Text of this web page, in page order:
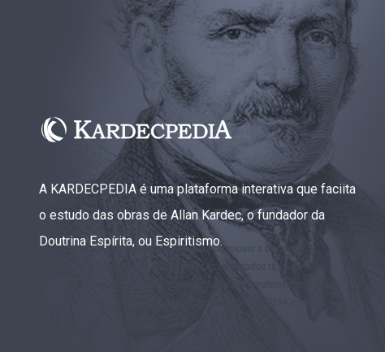
A KARDECPEDIA é uma plataforma interativa que faciita
o estudo das obras de Allan Kardec, o fundador da
Doutrina Espírita, ou Espiritismo.